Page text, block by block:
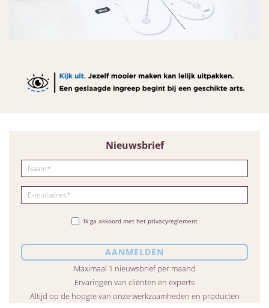
Nieuwsbrief
Ik ga akkoord met het privacyreglement
Maximaal 1 nieuwsbrief per maand
Ervaringen van cliënten en experts
Altijd op de hoogte van onze werkzaamheden en producten